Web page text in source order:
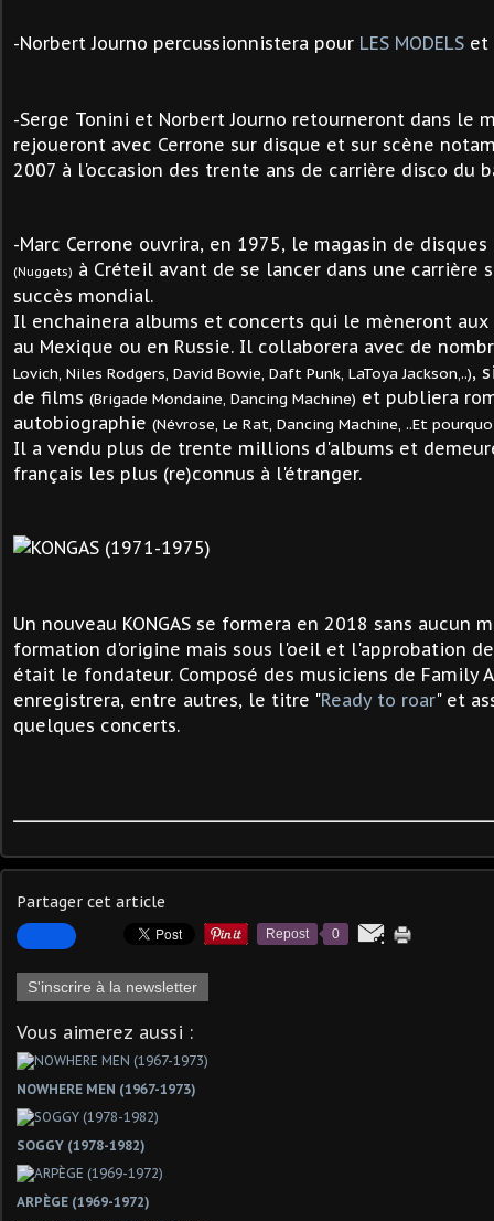
-Norbert Journo percussionnistera pour LES MODELS et
-Serge Tonini et Norbert Journo retourneront dans le
rejoueront avec Cerrone sur disque et sur scène
2007 à l'occasion des trente ans de carrière disco du
-Marc Cerrone ouvrira, en 1975, le magasin de disques
(Nuggets) à Créteil avant de se lancer dans une carrière
succès mondial.
Il enchainera albums et concerts qui le mèneront aux
au Mexique ou en Russie. Il collaborera avec de
Lovich, Niles Rodgers, David Bowie, Daft Punk, LaToya Jackson,..),
de films (Brigade Mondaine, Dancing Machine) et publiera
autobiographie (Névrose, Le Rat, Dancing Machine, ..Et
Il a vendu plus de trente millions d'albums et
français les plus (re)connus à l'étranger.
Un nouveau KONGAS se formera en 2018 sans aucun
formation d'origine mais sous l'oeil et l'approbation
était le fondateur. Composé des musiciens de Family
enregistrera, entre autres, le titre "Ready to roar" et
quelques concerts.
Partager cet article
Repost 0
S'inscrire à la newsletter
Vous aimerez aussi :
NOWHERE MEN (1967-1973)
SOGGY (1978-1982)
ARPÈGE (1969-1972)